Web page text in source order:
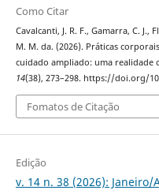
Como Citar
Cavalcanti, J. R. F., Gamarra, C. J.,
M. M. da. (2026). Práticas
cuidado ampliado: uma realidade
14(38), 273–298. https://doi.org/
Fomatos de Citação
Edição
v. 14 n. 38 (2026):